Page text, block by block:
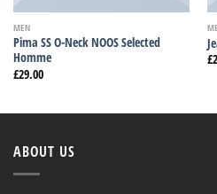
MEN
Pima SS O-Neck NOOS Selected
Homme
£29.00
£
ABOUT US